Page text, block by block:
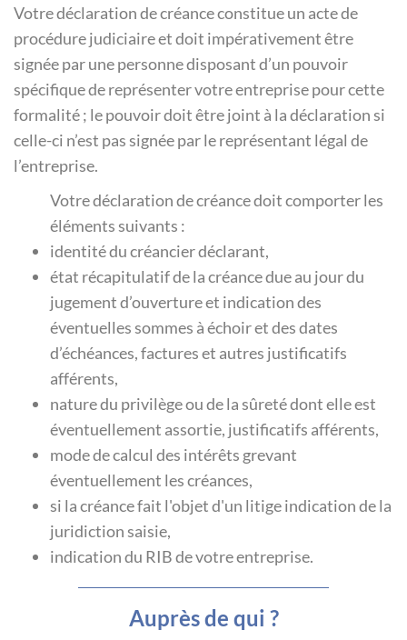
Votre déclaration de créance constitue un acte de
procédure judiciaire et doit impérativement être
signée par une personne disposant d’un pouvoir
spécifique de représenter votre entreprise pour cette
formalité ; le pouvoir doit être joint à la déclaration si
celle-ci n’est pas signée par le représentant légal de
l’entreprise.
Votre déclaration de créance doit comporter les
éléments suivants :
identité du créancier déclarant,
état récapitulatif de la créance due au jour du
jugement d’ouverture et indication des
éventuelles sommes à échoir et des dates
d’échéances, factures et autres justificatifs
afférents,
nature du privilège ou de la sûreté dont elle est
éventuellement assortie, justificatifs afférents,
mode de calcul des intérêts grevant
éventuellement les créances,
si la créance fait l'objet d'un litige indication de la
juridiction saisie,
indication du RIB de votre entreprise.
Auprès de qui ?